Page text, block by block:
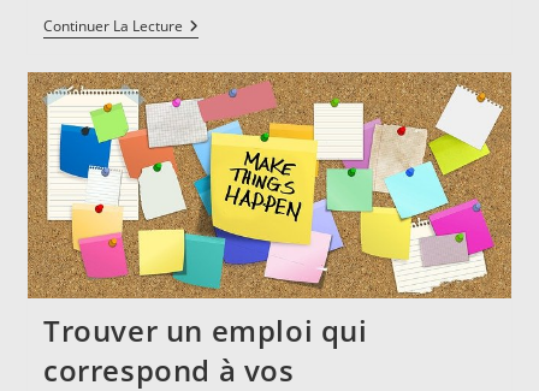
Continuer La LecturePourquoi
Confier
Rédaction
De
Son
CV
À
Un
Professionnel
?
Trouver un emploi qui
correspond à vos